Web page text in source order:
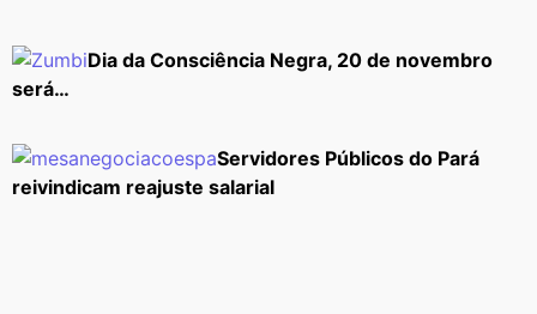
Dia da Consciência Negra, 20 de novembro
será…
Servidores Públicos do Pará
reivindicam reajuste salarial